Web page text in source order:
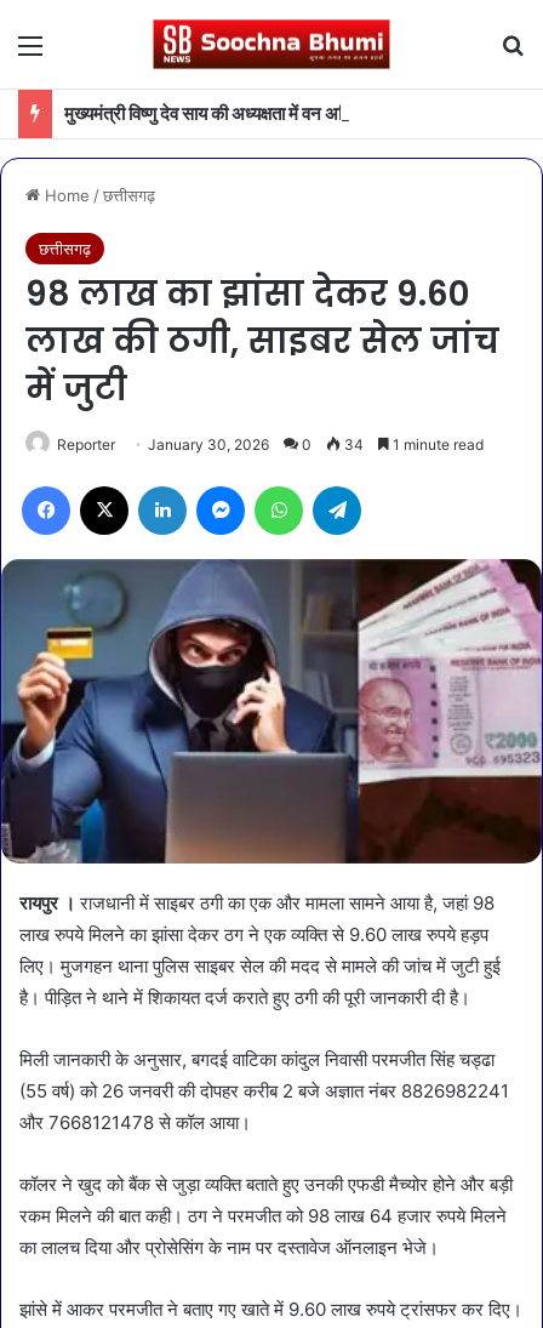
Menu
Home /छत्तीसगढ़
छत्तीसगढ़
98 लाख का झांसा देकर 9.60
लाख की ठगी, साइबर सेल जांच
में जुटी
Reporter January 30, 2026 0 34 1 minute read
Facebook LinkedIn MessengerWhatsApp
रायपुर ।राजधानी में साइबर ठगी का एक और मामला सामने आया है, जहां 98
लाख रुपये मिलने का झांसा देकर ठग ने एक व्यक्ति से 9.60 लाख रुपये हड़प
लिए। मुजगहन थाना पुलिस साइबर सेल की मदद से मामले की जांच में जुटी हुई
है। पीड़ित ने थाने में शिकायत दर्ज कराते हुए ठगी की पूरी जानकारी दी है।
मिली जानकारी के अनुसार, बगदई वाटिका कांदुल निवासी परमजीत सिंह चड्ढा
(55 वर्ष) को 26 जनवरी की दोपहर करीब 2 बजे अज्ञात नंबर 8826982241
और 7668121478 से कॉल आया।
कॉलर ने खुद को बैंक से जुड़ा व्यक्ति बताते हुए उनकी एफडी मैच्योर होने और बड़ी
रकम मिलने की बात कही। ठग ने परमजीत को 98 लाख 64 हजार रुपये मिलने
का लालच दिया और प्रोसेसिंग के नाम पर दस्तावेज ऑनलाइन भेजे।
झांसे में आकर परमजीत ने बताए गए खाते में 9.60 लाख रुपये ट्रांसफर कर दिए।